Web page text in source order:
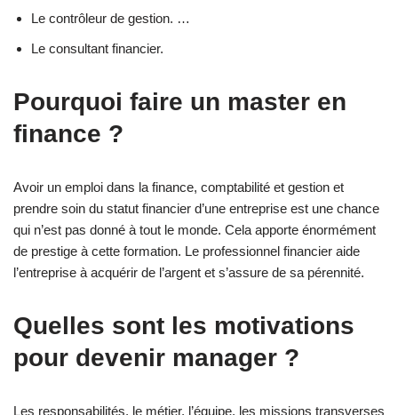
Le contrôleur de gestion. …
Le consultant financier.
Pourquoi faire un master en
finance ?
Avoir un emploi dans la finance, comptabilité et gestion et
prendre soin du statut financier d’une entreprise est une chance
qui n’est pas donné à tout le monde. Cela apporte énormément
de prestige à cette formation. Le professionnel financier aide
l’entreprise à acquérir de l’argent et s’assure de sa pérennité.
Quelles sont les motivations
pour devenir manager ?
Les responsabilités, le métier, l’équipe, les missions transverses